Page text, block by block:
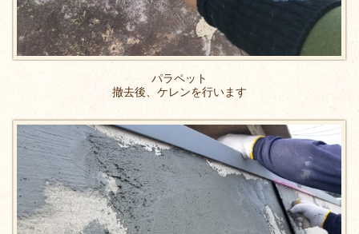
パラペット
撤去後、ケレンを行います